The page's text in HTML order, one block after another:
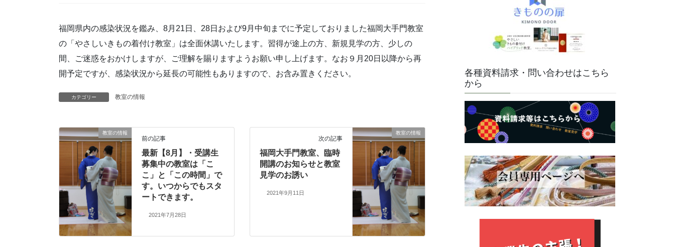
福岡県内の感染状況を鑑み、8月21日、28日および9月中旬までに予定しておりました福岡大手門教室
の「やさしいきもの着付け教室」は全面休講いたします。習得が途上の方、新規見学の方、少しの
間、ご迷惑をおかけしますが、ご理解を賜りますようお願い申し上げます。なお９月20日以降から再
開予定ですが、感染状況から延長の可能性もありますので、お含み置きください。
カテゴリー 教室の情報
教室の情報
前の記事
最新【8月】・受講生
募集中の教室は「こ
こ」と「この時間」で
す。いつからでもスタ
ートできます。
2021年7月28日
教室の情報
次の記事
福岡大手門教室、臨時
開講のお知らせと教室
見学のお誘い
2021年9月11日
各種資料請求・問い合わせはこちら
から